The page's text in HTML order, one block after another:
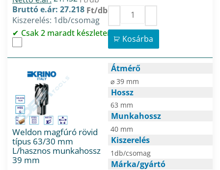
Bruttó e.ár: 27.218 Ft/db
Kiszerelés: 1db/csomag
Csak 2 maradt készleten
Kosárba
Weldon magfúró rövid
típus 63/30 mm
L/hasznos munkahossz
39 mm
Átmérő
⌀ 39 mm
Hossz
63 mm
Munkahossz
40 mm
Kiszerelés
1db/csomag
Márka/gyártó